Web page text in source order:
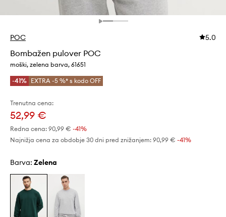
POC 5.0
Bombažen pulover POC
moški, zelena barva, 61651
-41% EXTRA -5 %* s kodo OFF
Trenutna cena:
52,99 €
Redna cena: 90,99 € -41%
Najnižja cena za obdobje 30 dni pred znižanjem: 90,99 € -41%
Barva: zelena